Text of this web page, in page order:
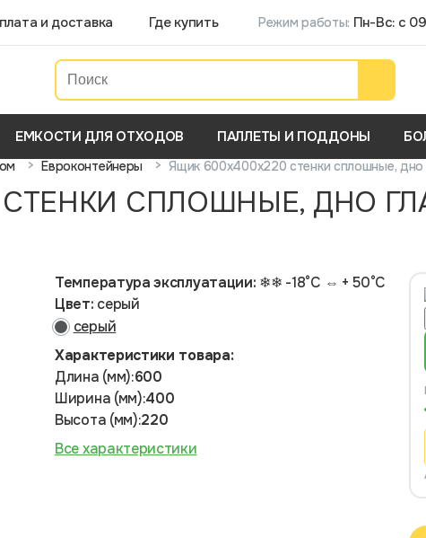
и доставка Где купить Режим работы: Пн-Вс: с
ЕМКОСТИ ДЛЯ ОТХОДОВ ПАЛЛЕТЫ И ПОДДОНЫ
> Евроконтейнеры > Ящик 600х400х220 стенки сплошные,
СПЛОШНЫЕ, ДНО
Температура эксплуатации: ❄❄ -18°С ⇔ + 50°С
Цвет: серый
серый
Характеристики товара:
Длина (мм):600
Ширина (мм):400
Высота (мм):220
Все характеристики